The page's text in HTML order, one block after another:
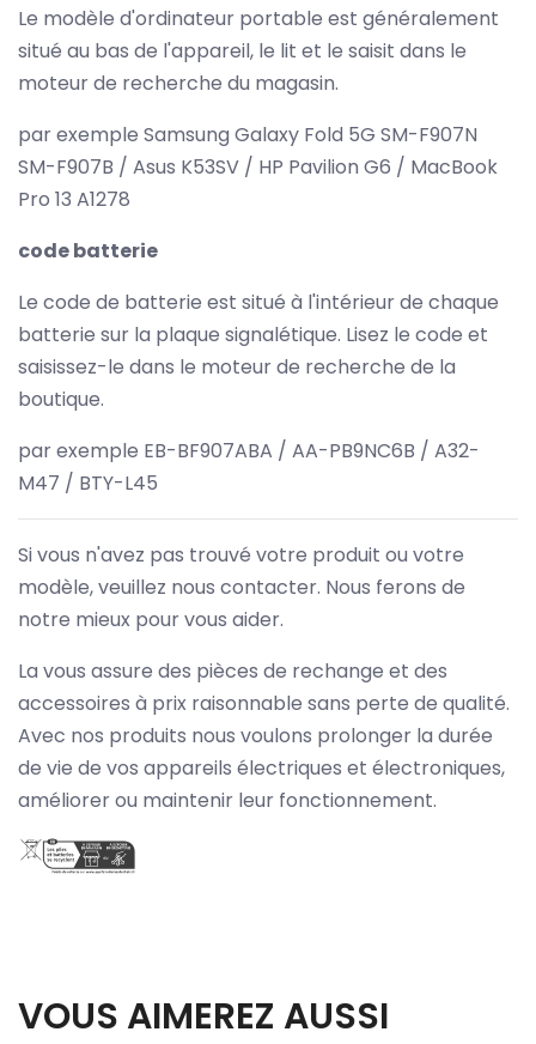
Le modèle d'ordinateur portable est généralement
situé au bas de l'appareil, le lit et le saisit dans le
moteur de recherche du magasin.
par exemple Samsung Galaxy Fold 5G SM-F907N
SM-F907B / Asus K53SV / HP Pavilion G6 / MacBook
Pro 13 A1278
code batterie
Le code de batterie est situé à l'intérieur de chaque
batterie sur la plaque signalétique. Lisez le code et
saisissez-le dans le moteur de recherche de la
boutique.
par exemple EB-BF907ABA / AA-PB9NC6B / A32-
M47 / BTY-L45
Si vous n'avez pas trouvé votre produit ou votre
modèle, veuillez nous contacter. Nous ferons de
notre mieux pour vous aider.
La vous assure des pièces de rechange et des
accessoires à prix raisonnable sans perte de qualité.
Avec nos produits nous voulons prolonger la durée
de vie de vos appareils électriques et électroniques,
améliorer ou maintenir leur fonctionnement.
VOUS AIMEREZ AUSSI